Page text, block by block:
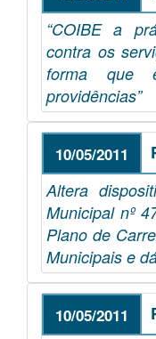
“COIBE a
contra os
forma que
providências”
10/05/2011
Altera
Municipal nº
Plano de
Municipais e
10/05/2011